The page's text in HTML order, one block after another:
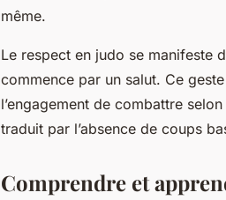
même.
Le respect en judo se manifeste
commence par un salut. Ce
l’engagement de combattre
traduit par l’absence de coups
Comprendre et